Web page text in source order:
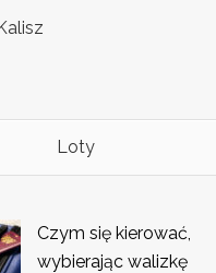
Loty
Czym się kierować,
wybierając walizkę